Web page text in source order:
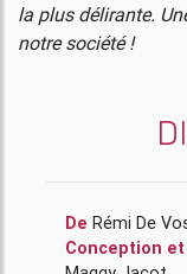
la plus délirante.
notre société !
De Rémi De
Conception